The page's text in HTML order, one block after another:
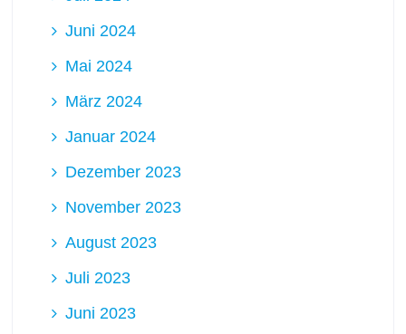
Juni 2024
Mai 2024
März 2024
Januar 2024
Dezember 2023
November 2023
August 2023
Juli 2023
Juni 2023